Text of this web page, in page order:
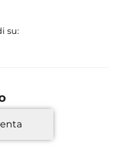
su:
*